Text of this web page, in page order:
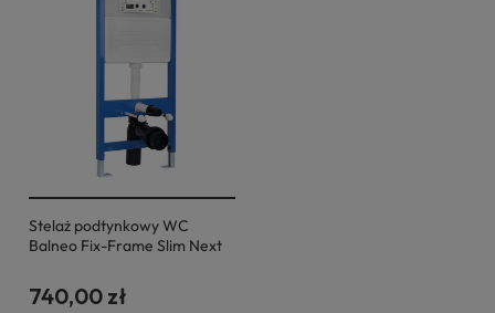
Stelaż podtynkowy WC
Balneo Fix-Frame Slim Next
740,00 zł